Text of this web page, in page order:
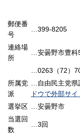
郵便番
号
…399-8205
連絡場
所
…安曇野市豊
…0263（72）
所属党
派
…自由民主党県
ドウで外部サイ
選挙区
…安曇野市
当選回
数
…3回